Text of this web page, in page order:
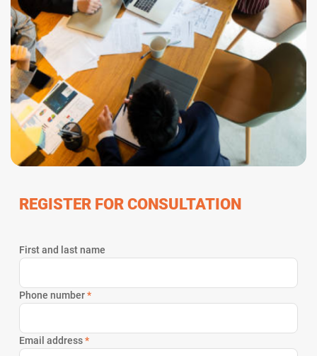
REGISTER FOR CONSULTATION
First and last name
Phone number*
Email address*